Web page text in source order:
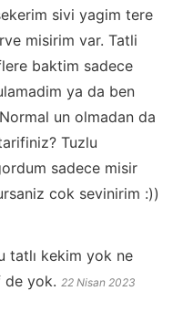
sivi yagim tere
misirim var. Tatli
baktim sadece
ya da ben
un olmadan da
Tuzlu
sadece misir
cok sevinirim :))
tatlı kekim yok ne
de yok. 22 Nisan 2023